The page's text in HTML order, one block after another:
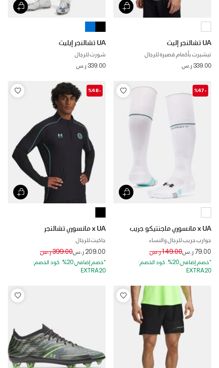
UA تشالنجر إليت
تيشيرت بأكمام قصيرة للرجال
339.00 ر.س
UA تشالنجر إيليت
شورت للرجال
339.00 ر.س
-%47
x UA مانسوري ماجنتيكو جريب
جوارب جريب للرجال والنساء
79.00 ر.س Price reduced from
149.00 ر.س to
*خصم إضافي 20%. كود الخصم:
EXTRA20
-%48
x UA مانسوري تشالنجر
جاكيت للرجال
209.00 ر.س Price reduced from
399.00 ر.س to
*خصم إضافي 20%. كود الخصم:
EXTRA20